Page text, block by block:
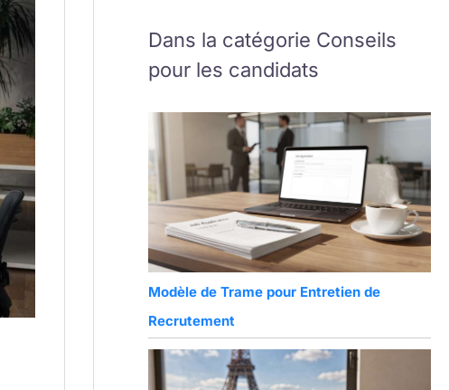
Dans la catégorie Conseils
pour les candidats
Modèle de Trame pour Entretien de
Recrutement